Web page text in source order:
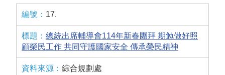
17.
總統出席輔導會114年新春團拜 期勉做好照
顧榮民工作 共同守護國家安全 傳承榮民精神
綜合規劃處